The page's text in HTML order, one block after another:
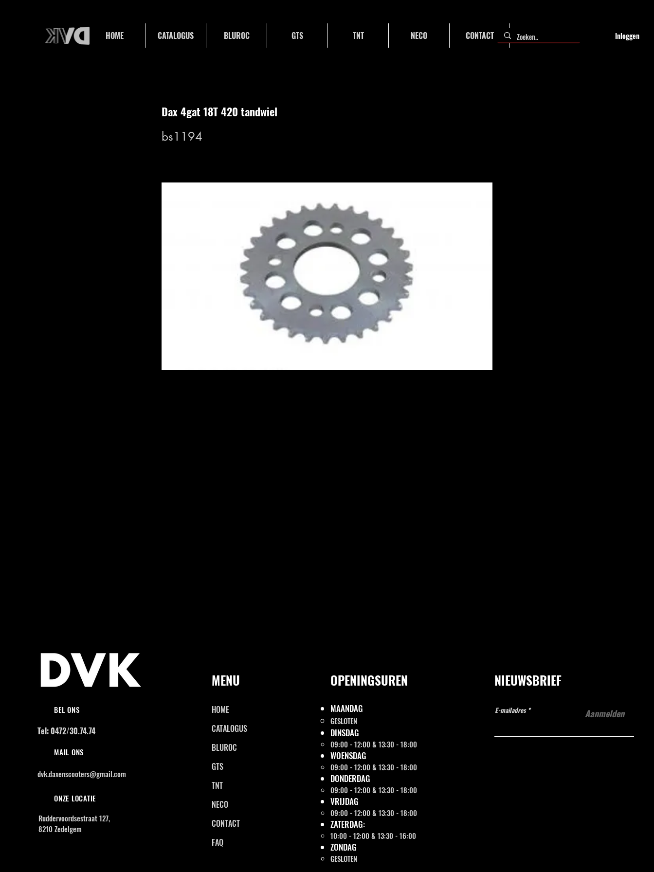
HOME CATALOGUS BLUROC GTS TNT NECO CONTACT FAQ Inloggen
Dax 4gat 18T 420 tandwiel
bs1194
BEL ONS
Tel: 0472/30.74.74
MAIL ONS
dvk.daxenscooters@gmail.com
ONZE LOCATIE
Ruddervoordsestraat 127,
8210 Zedelgem
MENU
HOME
CATALOGUS
BLUROC
GTS
TNT
NECO
CONTACT
FAQ
OPENINGSUREN NIEUWSBRIEF
E-mailadres Aanmelden
MAANDAG
GESLOTEN
DINSDAG
09:00 - 12:00 & 13:30 - 18:00
WOENSDAG
09:00 - 12:00 & 13:30 - 18:00
DONDERDAG
09:00 - 12:00 & 13:30 - 18:00
VRIJDAG
09:00 - 12:00 & 13:30 - 18:00
ZATERDAG:
10:00 - 12:00 & 13:30 - 16:00
ZONDAG
GESLOTEN